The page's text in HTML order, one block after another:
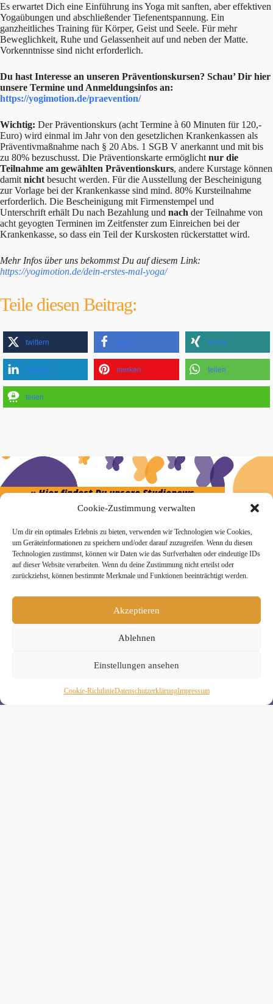
Cookie-Zustimmung verwalten
Um dir ein optimales Erlebnis zu bieten, verwenden wir Technologien wie Cookies,
um Geräteinformationen zu speichern und/oder darauf zuzugreifen. Wenn du diesen
Technologien zustimmst, können wir Daten wie das Surfverhalten oder eindeutige IDs
auf dieser Website verarbeiten. Wenn du deine Zustimmung nicht erteilst oder
zurückziehst, können bestimmte Merkmale und Funktionen beeinträchtigt werden.
Akzeptieren
Ablehnen
Einstellungen ansehen
Cookie-RichtlinieDaten­schutz­erklä­rungImpressum
Es erwartet Dich eine Einführung ins Yoga mit sanften, aber effektiven
Yogaübungen und abschließender Tiefenentspannung. Ein
ganzheitliches Training für Körper, Geist und Seele. Für mehr
Beweglichkeit, Ruhe und Gelassenheit auf und neben der Matte.
Vorkenntnisse sind nicht erforderlich.
Du hast Interesse an unseren Präventionskursen? Schau’ Dir hier
unsere Termine und Anmeldungsinfos an:
https://yogimotion.de/praevention/
Wichtig: Der Präventionskurs (acht Termine à 60 Minuten für 120,-
Euro) wird einmal im Jahr von den gesetzlichen Krankenkassen als
Präventivmaßnahme nach § 20 Abs. 1 SGB V anerkannt und mit bis
zu 80% bezuschusst. Die Präventionskarte ermöglicht nur die
Teilnahme am gewählten Präventionskurs, andere Kurstage können
damit nicht besucht werden. Für die Ausstellung der Bescheinigung
zur Vorlage bei der Krankenkasse sind mind. 80% Kursteilnahme
erforderlich. Die Bescheinigung mit Firmenstempel und
Unterschrift erhält Du nach Bezahlung und nach der Teilnahme von
acht geyogten Terminen im Zeitfenster zum Einreichen bei der
Krankenkasse, so dass ein Teil der Kurskosten rückerstattet wird.
Mehr Infos über uns bekommst Du auf diesem Link:
https://yogimotion.de/dein-erstes-mal-yoga/
Teile diesen Beitrag:
twittern teilen teilen
mitteilen merken teilen
teilen
» Hier findest Du unsere Studionews
» Unsere Hygienemassnahmen
Melde Dich hier zum Yogimotion Newsletter an:
Wenn Du magst, schicke ich Dir ungefähr monatlich Infos zu
aktuellen Kursen und Workshops bei Yogimotion. Du kannst
Nutzung Deiner Daten findest Du in unserer